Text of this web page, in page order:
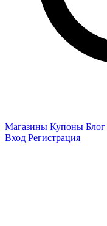
Магазины Купоны Блог
Вход Регистрация